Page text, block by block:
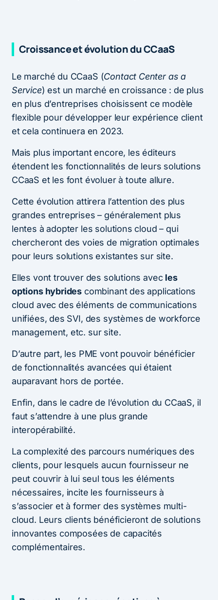
Croissance et évolution du CCaaS
Le marché du CCaaS (Contact Center as a
Service) est un marché en croissance : de plus
en plus d’entreprises choisissent ce modèle
flexible pour développer leur expérience client
et cela continuera en 2023.
Mais plus important encore, les éditeurs
étendent les fonctionnalités de leurs solutions
CCaaS et les font évoluer à toute allure.
Cette évolution attirera l’attention des plus
grandes entreprises – généralement plus
lentes à adopter les solutions cloud – qui
chercheront des voies de migration optimales
pour leurs solutions existantes sur site.
Elles vont trouver des solutions avec les
options hybrides combinant des applications
cloud avec des éléments de communications
unifiées, des SVI, des systèmes de workforce
management, etc. sur site.
D’autre part, les PME vont pouvoir bénéficier
de fonctionnalités avancées qui étaient
auparavant hors de portée.
Enfin, dans le cadre de l’évolution du CCaaS, il
faut s’attendre à une plus grande
interopérabilité.
La complexité des parcours numériques des
clients, pour lesquels aucun fournisseur ne
peut couvrir à lui seul tous les éléments
nécessaires, incite les fournisseurs à
s’associer et à former des systèmes multi-
cloud. Leurs clients bénéficieront de solutions
innovantes composées de capacités
complémentaires.